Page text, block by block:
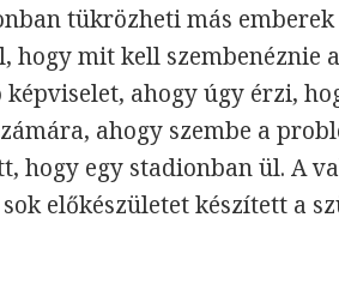
tükrözheti más
hogy mit kell szembenéznie
ahogy úgy érzi,
ahogy szembe a
hogy egy stadionban ül. A
előkészületet készített a